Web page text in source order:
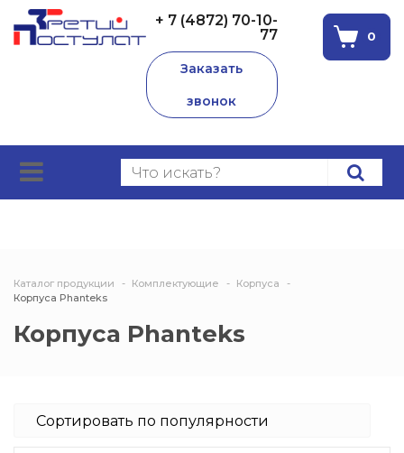
+ 7 (4872) 70-10-
77
Заказать
звонок
0
Каталог продукции Комплектующие
Корпуса
Корпуса Phanteks
Корпуса Phanteks